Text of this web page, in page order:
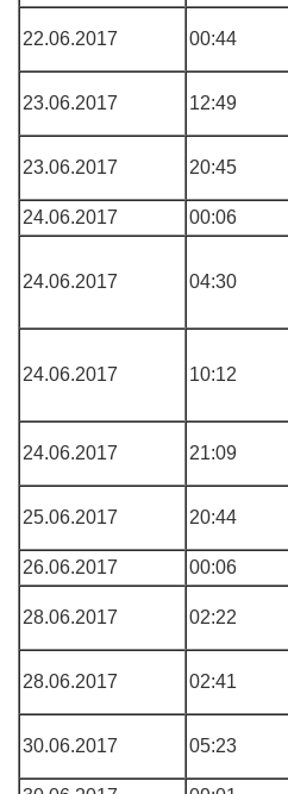
22.06.2017 00:44
23.06.2017 12:49
23.06.2017 20:45
24.06.2017
00:06
24.06.2017 04:30
24.06.2017 10:12
24.06.2017 21:09
25.06.2017 20:44
26.06.2017
00:06
28.06.2017 02:22
28.06.2017 02:41
30.06.2017 05:23